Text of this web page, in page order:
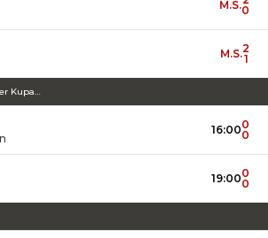
M.S.0
M.S.2
1
16:000
0
19:000
0